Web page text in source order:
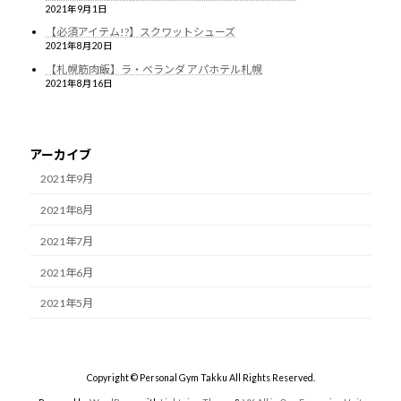
2021年9月1日
【必須アイテム!?】スクワットシューズ
2021年8月20日
【札幌筋肉飯】ラ・ベランダ アパホテル札幌
2021年8月16日
アーカイブ
2021年9月
2021年8月
2021年7月
2021年6月
2021年5月
Copyright © Personal Gym Takku All Rights Reserved.